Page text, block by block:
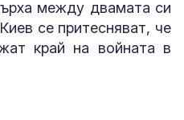
между двамата си
се притесняват, че
край на войната в